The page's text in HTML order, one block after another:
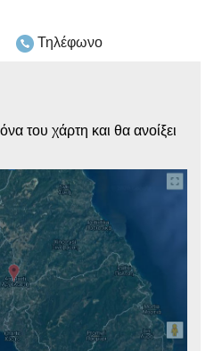
Τηλέφωνο
του χάρτη και θα ανοίξει